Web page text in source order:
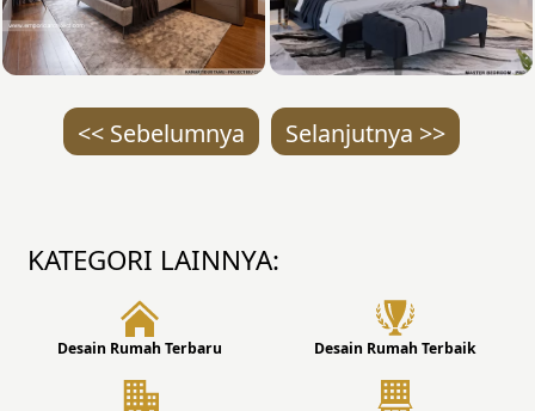
<< Sebelumnya Selanjutnya >>
KATEGORI LAINNYA:
Desain Rumah Terbaru Desain Rumah Terbaik